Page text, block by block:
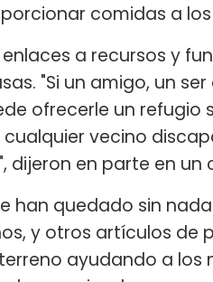
comidas a
a recursos y
"Si un amigo, un
ofrecerle un refugio
vecino
dijeron en parte en un
han quedado sin
y otros artículos de
ayudando a los